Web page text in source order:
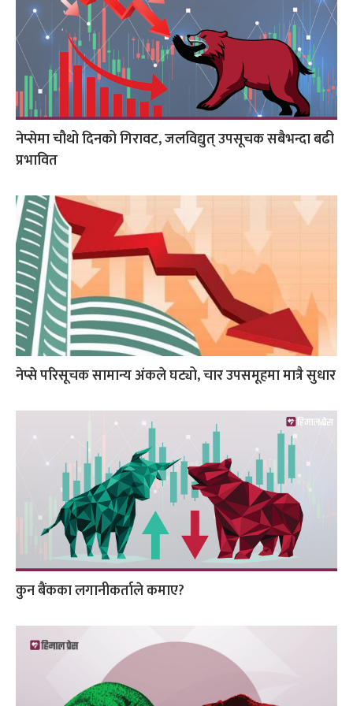
नेप्सेमा चौथो दिनको गिरावट, जलविद्युत् उपसूचक सबैभन्दा बढी
प्रभावित
नेप्से परिसूचक सामान्य अंकले घट्यो, चार उपसमूहमा मात्रै सुधार
कुन बैंकका लगानीकर्ताले कमाए?